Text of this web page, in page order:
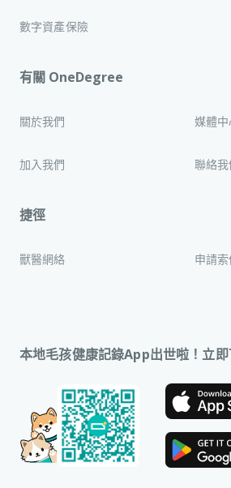
數字資產保險
有關 OneDegree
關於我們 媒體
加入我們 聯絡我
捷徑
獸醫網絡 申請索
本地毛孩健康記錄App出世啦！立即